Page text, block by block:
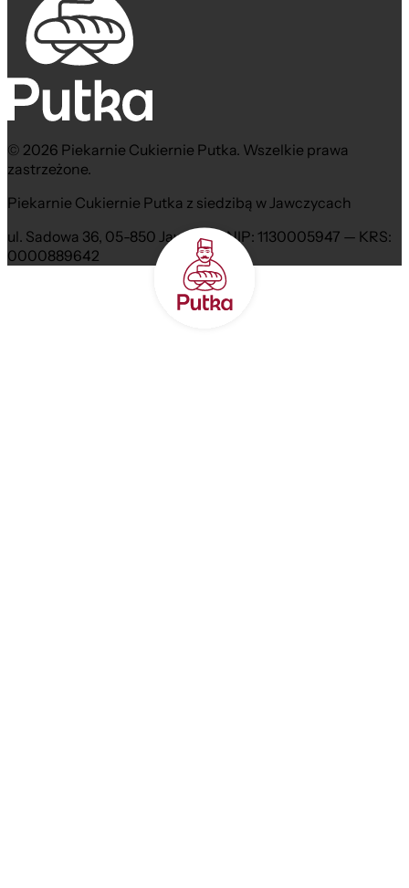
© 2026 Piekarnie Cukiernie Putka. Wszelkie prawa
zastrzeżone.
Piekarnie Cukiernie Putka z siedzibą w Jawczycach
ul. Sadowa 36, 05-850 Jawczyce NIP: 1130005947 — KRS:
0000889642